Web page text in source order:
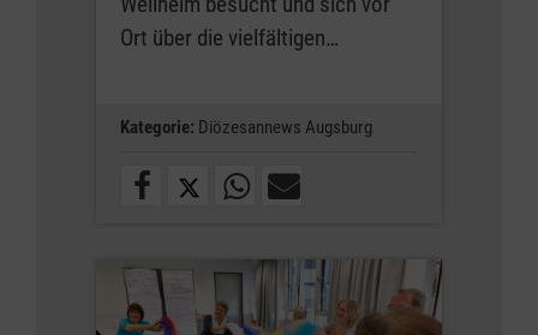
Ort über die vielfältigen…
Kategorie: Diözesannews Augsburg